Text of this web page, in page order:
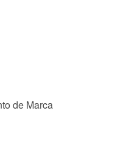
de Marca